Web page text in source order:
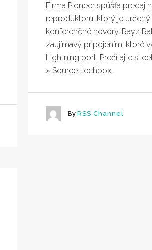
Firma Pioneer spúšťa predaj
reproduktoru, ktorý je určený
konferenčné hovory. Rayz
zaujímavý pripojením, ktoré
Lightning port. Prečítajte si
» Source: techbox...
By RSS Channel